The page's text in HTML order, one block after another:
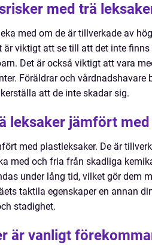
med trä
med om de är tillverkade av
är viktigt att se till att det inte
Det är också viktigt att vara
Föräldrar och vårdnadshavare
att de inte skadar sig.
leksaker jämfört
med plastleksaker. De är
med och fria från skadliga
under lång tid, vilket gör dem
taktila egenskaper en annan
stadighet.
är vanligt